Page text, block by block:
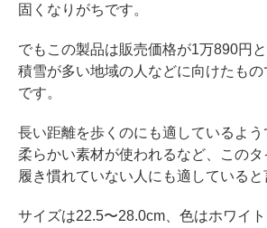
固くなりがちです。
でもこの製品は販売価格が1万890円と
積雪が多い地域の人などに向けたも
です。
長い距離を歩くのにも適しているよ
柔らかい素材が使われるなど、この
履き慣れていない人にも適していると
サイズは22.5〜28.0cm、色はホワイ